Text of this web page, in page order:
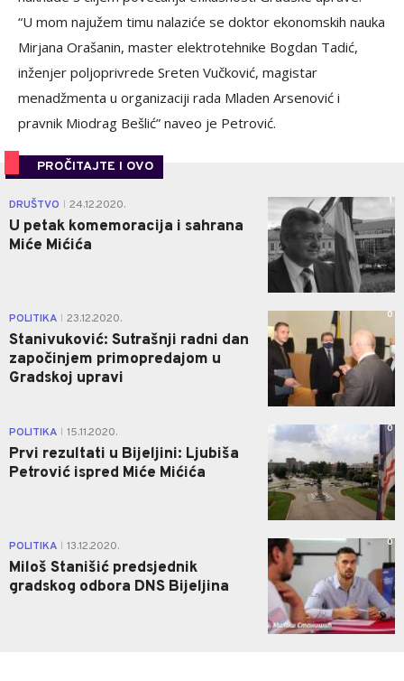
“U mom najužem timu nalaziće se doktor ekonomskih nauka
Mirjana Orašanin, master elektrotehnike Bogdan Tadić,
inženjer poljoprivrede Sreten Vučković, magistar
menadžmenta u organizaciji rada Mladen Arsenović i
pravnik Miodrag Bešlić” naveo je Petrović.
PROČITAJTE I OVO
DRUŠTVO 24.12.2020.
U petak komemoracija i sahrana
Miće Mićića
1
POLITIKA 23.12.2020.
Stanivuković: Sutrašnji radni dan
započinjem primopredajom u
Gradskoj upravi
0
POLITIKA 15.11.2020.
Prvi rezultati u Bijeljini: Ljubiša
Petrović ispred Miće Mićića
0
POLITIKA 13.12.2020.
Miloš Stanišić predsjednik
gradskog odbora DNS Bijeljina
0